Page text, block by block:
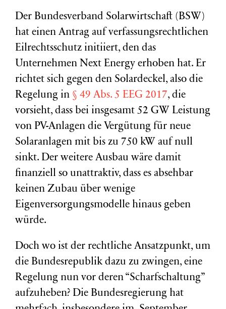
Der Bundesverband Solarwirtschaft (BSW)
hat einen Antrag auf verfassungsrechtlichen
Eilrechtsschutz initiiert, den das
Unternehmen Next Energy erhoben hat. Er
richtet sich gegen den Solardeckel, also die
Regelung in § 49 Abs. 5 EEG 2017, die
vorsieht, dass bei insgesamt 52 GW Leistung
von PV-Anlagen die Vergütung für neue
Solaranlagen mit bis zu 750 kW auf null
sinkt. Der weitere Ausbau wäre damit
finanziell so unattraktiv, dass es absehbar
keinen Zubau über wenige
Eigenversorgungsmodelle hinaus geben
würde.
Doch wo ist der rechtliche Ansatzpunkt, um
die Bundesrepublik dazu zu zwingen, eine
Regelung nun vor deren “Scharfschaltung”
aufzuheben? Die Bundesregierung hat